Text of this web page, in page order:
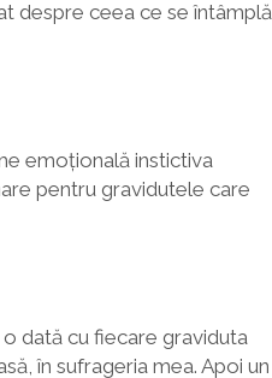
despre ceea ce se întâmplă
emoțională instictiva
pentru gravidutele care
dată cu fiecare graviduta
în sufrageria mea. Apoi un